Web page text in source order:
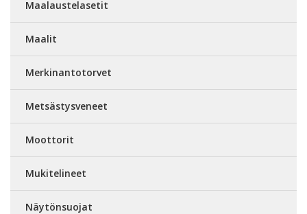
Maalaustelasetit
Maalit
Merkinantotorvet
Metsästysveneet
Moottorit
Mukitelineet
Näytönsuojat